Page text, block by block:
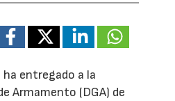
ha entregado a la
Armamento (DGA) de